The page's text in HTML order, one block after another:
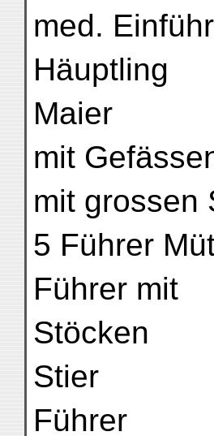
med.
Häuptling
Maier
mit
mit grossen
5 Führer
Führer mit
Stöcken
Stier
Führer